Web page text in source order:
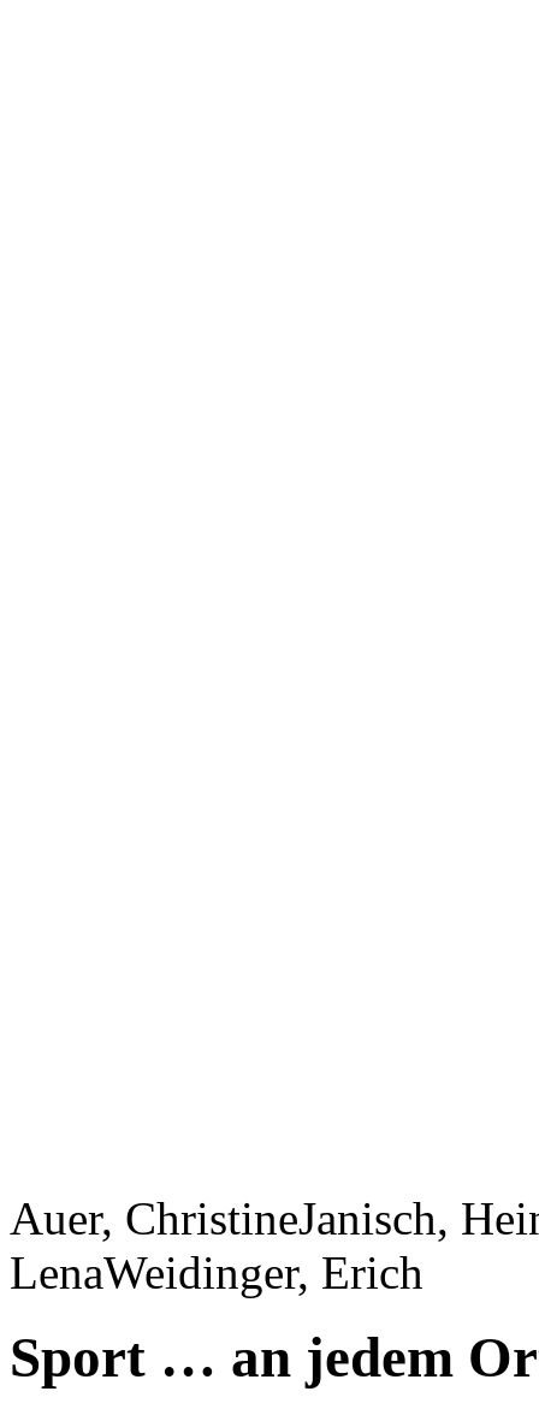
Auer, ChristineJanisch,
LenaWeidinger, Erich
Sport … an jedem